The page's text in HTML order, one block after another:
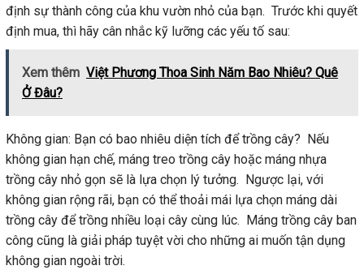
định sự thành công của khu vườn nhỏ của bạn. Trước khi quyết
định mua, thì hãy cân nhắc kỹ lưỡng các yếu tố sau:
Xem thêm Việt Phương Thoa Sinh Năm Bao Nhiêu? Quê
Ở Đâu?
Không gian: Bạn có bao nhiêu diện tích để trồng cây? Nếu
không gian hạn chế, máng treo trồng cây hoặc máng nhựa
trồng cây nhỏ gọn sẽ là lựa chọn lý tưởng. Ngược lại, với
không gian rộng rãi, bạn có thể thoải mái lựa chọn máng dài
trồng cây để trồng nhiều loại cây cùng lúc. Máng trồng cây ban
công cũng là giải pháp tuyệt vời cho những ai muốn tận dụng
không gian ngoài trời.